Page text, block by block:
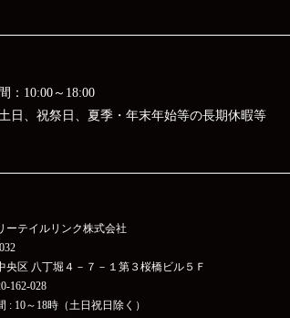
：10:00～18:00
日、祝祭日、夏季・年末年始等の長期休暇等
ーテイルリンク株式会社
央区 八丁堀４－７－１第３桜橋ビル５Ｆ
162-028
: 10～18時（土日祝日除く）